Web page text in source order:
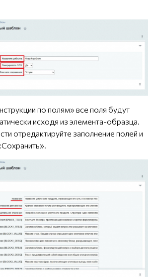
по полям» все поля будут
исходя из элемента-образца.
отредактируйте заполнение полей и